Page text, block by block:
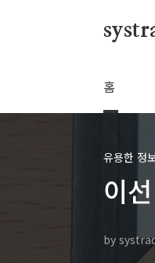
홈
유용한 정
이
by